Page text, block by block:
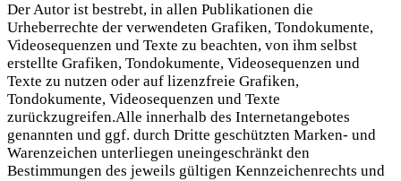
Der Autor ist bestrebt, in allen Publikationen die
Urheberrechte der verwendeten Grafiken, Tondokumente,
Videosequenzen und Texte zu beachten, von ihm selbst
erstellte Grafiken, Tondokumente, Videosequenzen und
Texte zu nutzen oder auf lizenzfreie Grafiken,
Tondokumente, Videosequenzen und Texte
zurückzugreifen.Alle innerhalb des Internetangebotes
genannten und ggf. durch Dritte geschützten Marken- und
Warenzeichen unterliegen uneingeschränkt den
Bestimmungen des jeweils gültigen Kennzeichenrechts und